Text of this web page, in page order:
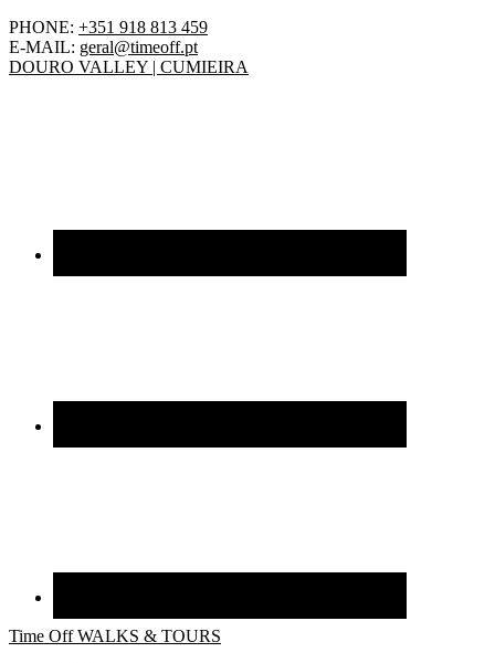
PHONE: +351 918 813 459
E-MAIL: geral@timeoff.pt
DOURO VALLEY | CUMIEIRA
Time Off WALKS & TOURS